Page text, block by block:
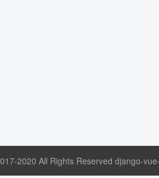
2020 All Rights Reserved django-